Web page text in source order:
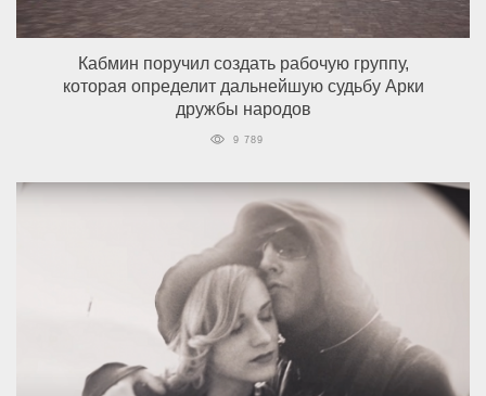
Кабмин поручил создать рабочую группу,
которая определит дальнейшую судьбу Арки
дружбы народов
9 789